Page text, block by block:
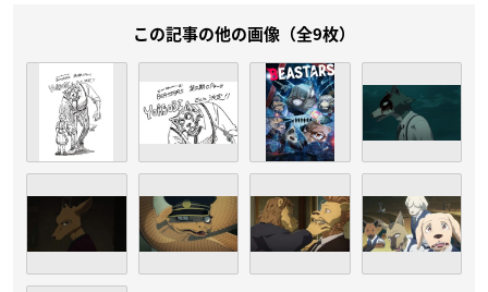
この記事の他の画像（全9枚）